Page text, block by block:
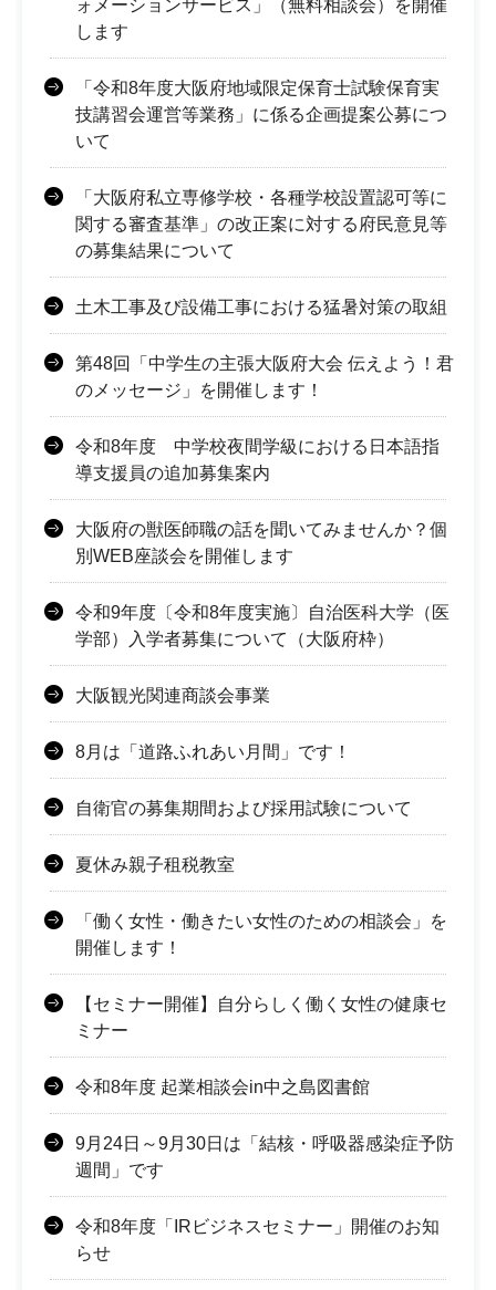
ォメーションサービス」（無料相談会）を開催
します
「令和8年度大阪府地域限定保育士試験保育実
技講習会運営等業務」に係る企画提案公募につ
いて
「大阪府私立専修学校・各種学校設置認可等に
関する審査基準」の改正案に対する府民意見等
の募集結果について
土木工事及び設備工事における猛暑対策の取組
第48回「中学生の主張大阪府大会 伝えよう！君
のメッセージ」を開催します！
令和8年度 中学校夜間学級における日本語指
導支援員の追加募集案内
大阪府の獣医師職の話を聞いてみませんか？個
別WEB座談会を開催します
令和9年度〔令和8年度実施〕自治医科大学（医
学部）入学者募集について（大阪府枠）
大阪観光関連商談会事業
8月は「道路ふれあい月間」です！
自衛官の募集期間および採用試験について
夏休み親子租税教室
「働く女性・働きたい女性のための相談会」を
開催します！
【セミナー開催】自分らしく働く女性の健康セ
ミナー
令和8年度 起業相談会in中之島図書館
9月24日～9月30日は「結核・呼吸器感染症予防
週間」です
令和8年度「IRビジネスセミナー」開催のお知
らせ